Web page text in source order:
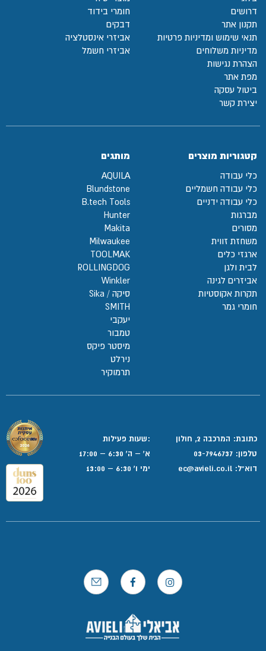
דרושים
תקנון אתר
תנאי שימוש ומדיניות פרטיות
מדיניות משלוחים
הצהרת נגישות
מפת אתר
ביטול עסקה
יצירת קשר
חומרי בידוד
דבקים
אביזרי אינסטלציה
אביזרי חשמל
קטגוריות מוצרים
כלי עבודה
כלי עבודה חשמליים
כלי עבודה ידניים
מברגות
מסורים
משחזת זווית
ארגזי כלים
לבית ולגן
אביזרים לגינה
תקרות אקוסטיות
חומרי גמר
מותגים
AQUILA
Blundstone
B.tech Tools
Hunter
Makita
Milwaukee
TOOLMAK
ROLLINGDOG
Winkler
סיקה / Sika
SMITH
יעקבי
טמבור
מיסטר פיקס
נירלט
תרמוקיר
כתובת: המרכבה 2, חולון
טלפון: 03-7946737
דוא”ל:
:שעות פעילות
א' – ה' 6:30 – 17:00
ימי ו' 6:30 – 13:00